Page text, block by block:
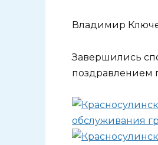
Владимир
Завершились
поздравлением